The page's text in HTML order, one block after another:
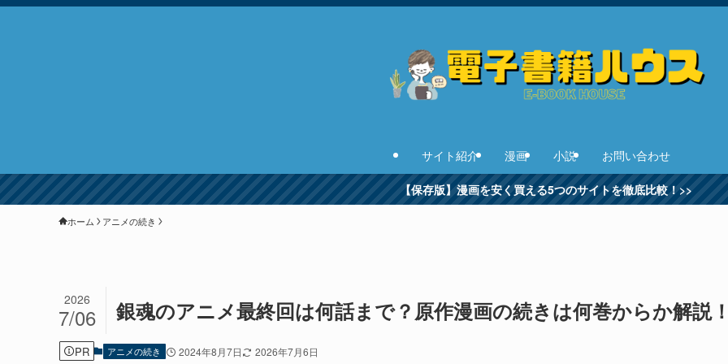
サイト紹介 漫画 小説 お問い合わせ
【保存版】漫画を安く買える5つのサイトを徹底比較！>>
ホーム アニメの続き
銀魂のアニメ最終回は何話まで？原作漫画の続きは何巻からか解説
2026
7/06
PR アニメの続き 2024年8月7日 2026年7月6日